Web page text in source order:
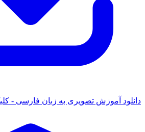
آموزش تصویری به زبان فارسی - کلیک کنید